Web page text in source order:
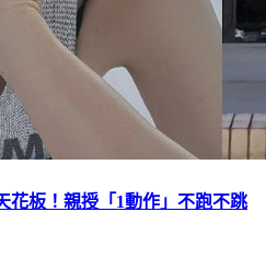
板！親授「1動作」不跑不跳